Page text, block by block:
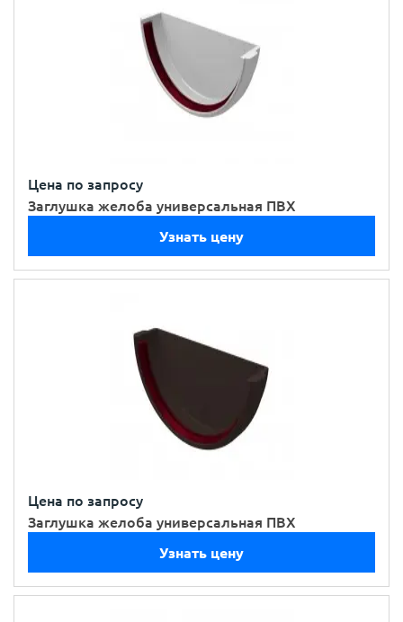
Цена по запросу
Заглушка желоба универсальная ПВХ
Узнать цену
Цена по запросу
Заглушка желоба универсальная ПВХ
Узнать цену